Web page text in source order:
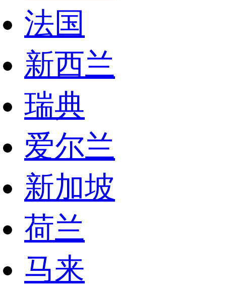
法国
新西兰
瑞典
爱尔兰
新加坡
荷兰
马来